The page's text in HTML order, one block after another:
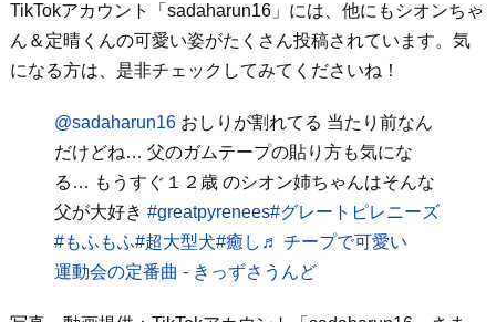
TikTokアカウント「sadaharun16」には、他にもシオンちゃ
ん＆定晴くんの可愛い姿がたくさん投稿されています。気
になる方は、是非チェックしてみてくださいね！
@sadaharun16おしりが割れてる 当たり前なん
だけどね… 父のガムテープの貼り方も気にな
る… もうすぐ１２歳 のシオン姉ちゃんはそんな
父が大好き #greatpyrenees#グレートピレニーズ
#もふもふ#超大型犬#癒し ♬ チープで可愛い
運動会の定番曲 - きっずさうんど